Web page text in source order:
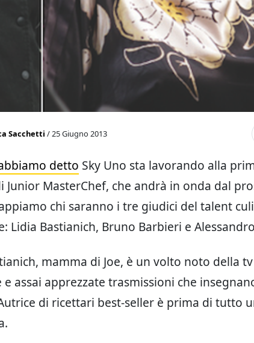
Sacchetti / 25 Giugno 2013
detto Sky Uno sta lavorando alla
Junior MasterChef, che andrà in onda dal
chi saranno i tre giudici del talent
Lidia Bastianich, Bruno Barbieri e
mamma di Joe, è un volto noto della
e assai apprezzate trasmissioni che
di ricettari best-seller è prima di tutto